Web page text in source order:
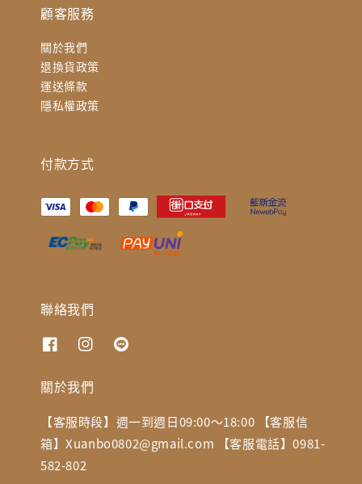
顧客服務
關於我們
退換貨政策
運送條款
隱私權政策
付款方式
聯絡我們
關於我們
【客服時段】週一到週日09:00～18:00 【客服信
箱】Xuanbo0802@gmail.com 【客服電話】0981-
582-802